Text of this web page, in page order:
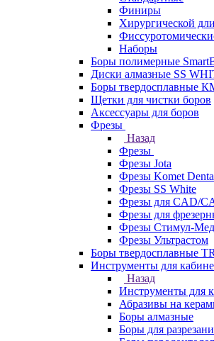
Финиры
Хирургической
Наборы
Боры полимерные
Диски алмазные SS
Боры твердосплавные
Щетки для чистки боров
Аксессуары для боров
Фрезы
Назад
Фрезы
Фрезы Jota
Фрезы Komet
Фрезы SS White
Фрезы для CAD/
Фрезы для
Фрезы Стимул-Мед
Фрезы Ультрастом
Боры твердосплавные
Инструменты для
Назад
Инструменты для
Абразивы на
Боры алмазные
Боры для